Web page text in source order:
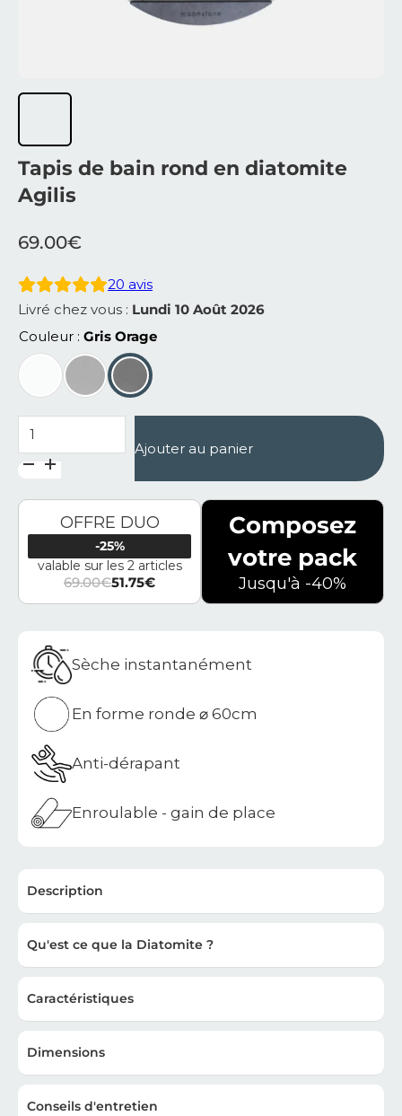
Tapis de bain rond en diatomite
Agilis
69.00€
20 avis
Livré chez vous : Lundi 10 Août 2026
Couleur Gris Orage
quantité de Tapis de bain rond en diatomite Agilis
Ajouter au panier
OFFRE DUO
-25%
valable sur les 2 articles
69.00€
Le prix initial était : 69.00€.
51.75€
Le prix actuel est : 51.75€.
Composez
votre pack
Jusqu'à -40%
Sèche instantanément
En forme ronde ⌀ 60cm
Anti-dérapant
Enroulable - gain de place
Description
Qu'est ce que la Diatomite ?
Caractéristiques
Dimensions
Conseils d'entretien